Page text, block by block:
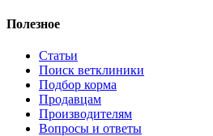
Полезное
Статьи
Поиск ветклиники
Подбор корма
Продавцам
Производителям
Вопросы и ответы